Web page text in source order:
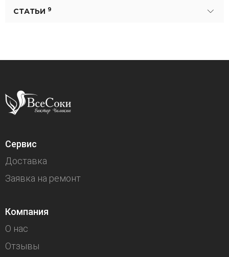
СТАТЬИ 9
Сервис
Доставка
Заявка на ремонт
Компания
О нас
Отзывы